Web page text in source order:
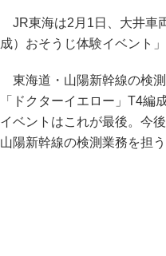
JR東海は2月1日、大井車
成）おそうじ体験イベント」
東海道・山陽新幹線の検
「ドクターイエロー」T4編
イベントはこれが最後。今
山陽新幹線の検測業務を担う